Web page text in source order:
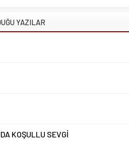
YAZILAR
KOŞULLU SEVGİ